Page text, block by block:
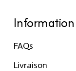
Information
FAQs
Livraison